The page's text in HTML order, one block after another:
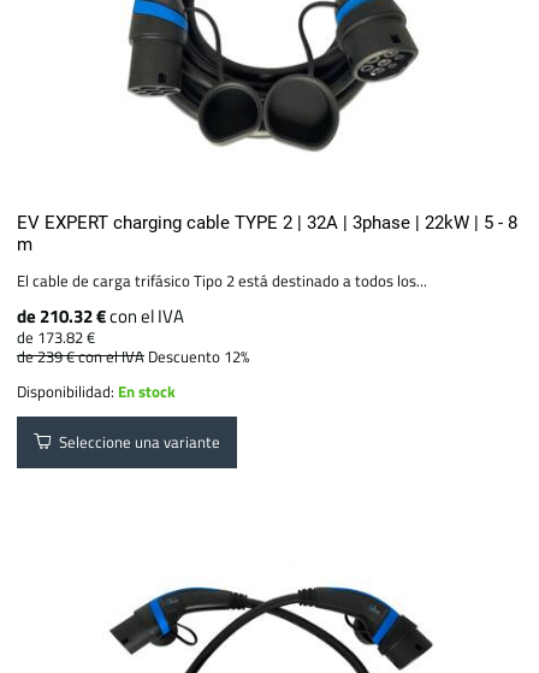
EV EXPERT charging cable TYPE 2 | 32A | 3phase | 22kW | 5 - 8
m
El cable de carga trifásico Tipo 2 está destinado a todos los...
de 210.32 €con el IVA
de 173.82 €
de 239 €con el IVA Descuento 12%
Disponibilidad: En stock
Seleccione una variante